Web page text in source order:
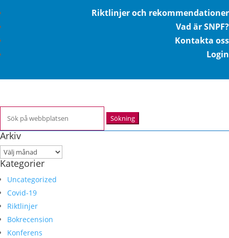
Riktlinjer och rekommendationer
Vad är SNPF?
Kontakta oss
Login
efter:
Arkiv
Arkiv
Kategorier
Uncategorized
Covid-19
Riktlinjer
Bokrecension
Konferens